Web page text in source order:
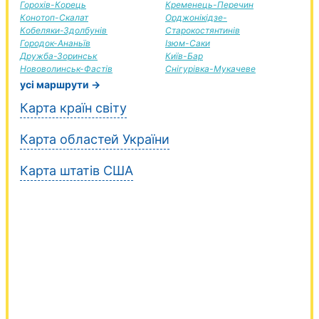
Горохів-Корець
Конотоп-Скалат
Кобеляки-Здолбунів
Городок-Ананьїв
Дружба-Зоринськ
Нововолинськ-Фастів
Кременець-Перечин
Орджонікідзе-
Старокостянтинів
Ізюм-Саки
Київ-Бар
Снігурівка-Мукачеве
усі маршрути →
Карта країн світу
Карта областей України
Карта штатів США